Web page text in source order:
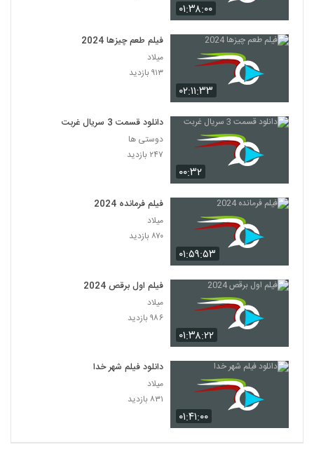
۰۱:۳۸:۰۰
۰۲:۱۱:۳۳
فیلم طعم چیزها 2024
میلاد
۹۱۳ بازدید
۰۰:۳۲
دانلود قسمت 3 سریال غربت
دوستی ها
۲۴۷ بازدید
۰۱:۵۹:۵۳
فیلم فرمانده 2024
میلاد
۸۷۰ بازدید
۰۱:۳۸:۲۲
فیلم اول برقص 2024
میلاد
۹۸۶ بازدید
۰۱:۴۱:۰۰
دانلود فیلم شهر خدا
میلاد
۸۳۱ بازدید